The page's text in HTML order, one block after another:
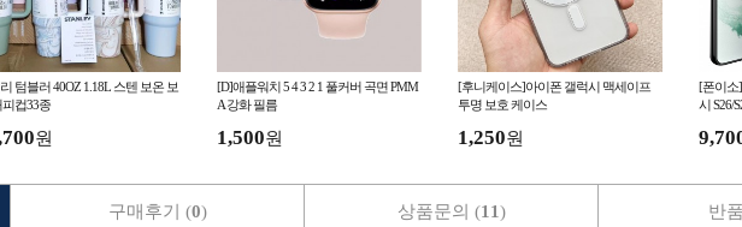
텀블러 40OZ 1.18L 스텐 보온 보
피컵33종
원
[D]애플워치 5 4 3 2 1 풀커버 곡면 PMM
A 강화 필름
1,500원
[후니케이스]아이폰 갤럭시 맥세이프
투명 보호 케이스
1,250원
[폰이소
시 S26/
구매후기 (0) 상품문의 (11) 반